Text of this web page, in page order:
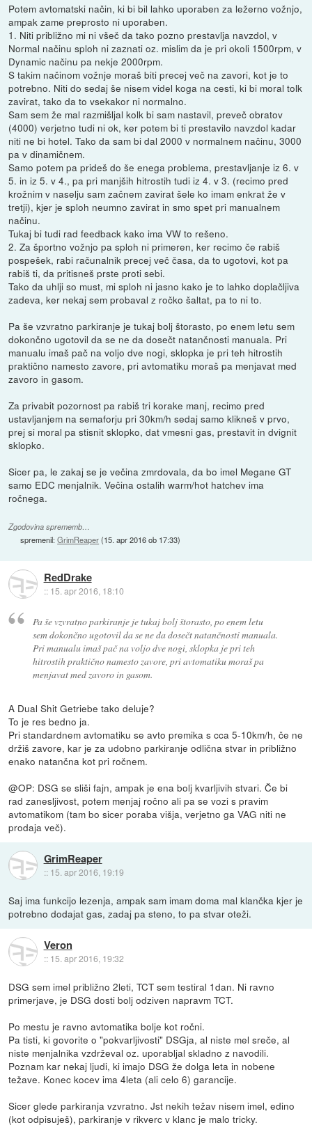
Potem avtomatski način, ki bi bil lahko uporaben za ležerno vožnjo,
ampak zame preprosto ni uporaben.
1. Niti približno mi ni všeč da tako pozno prestavlja navzdol, v
Normal načinu sploh ni zaznati oz. mislim da je pri okoli 1500rpm, v
Dynamic načinu pa nekje 2000rpm.
S takim načinom vožnje moraš biti precej več na zavori, kot je to
potrebno. Niti do sedaj še nisem videl koga na cesti, ki bi moral tolk
zavirat, tako da to vsekakor ni normalno.
Sam sem že mal razmišljal kolk bi sam nastavil, preveč obratov
(4000) verjetno tudi ni ok, ker potem bi ti prestavilo navzdol kadar
niti ne bi hotel. Tako da sam bi dal 2000 v normalnem načinu, 3000
pa v dinamičnem.
Samo potem pa prideš do še enega problema, prestavljanje iz 6. v
5. in iz 5. v 4., pa pri manjših hitrostih tudi iz 4. v 3. (recimo pred
krožnim v naselju sam začnem zavirat šele ko imam enkrat že v
tretji), kjer je sploh neumno zavirat in smo spet pri manualnem
načinu.
Tukaj bi tudi rad feedback kako ima VW to rešeno.
2. Za športno vožnjo pa sploh ni primeren, ker recimo če rabiš
pospešek, rabi računalnik precej več časa, da to ugotovi, kot pa
rabiš ti, da pritisneš prste proti sebi.
Tako da uhlji so must, mi sploh ni jasno kako je to lahko doplačljiva
zadeva, ker nekaj sem probaval z ročko šaltat, pa to ni to.
Pa še vzvratno parkiranje je tukaj bolj štorasto, po enem letu sem
dokončno ugotovil da se ne da dosečt natančnosti manuala. Pri
manualu imaš pač na voljo dve nogi, sklopka je pri teh hitrostih
praktično namesto zavore, pri avtomatiku moraš pa menjavat med
zavoro in gasom.
Za privabit pozornost pa rabiš tri korake manj, recimo pred
ustavljanjem na semaforju pri 30km/h sedaj samo klikneš v prvo,
prej si moral pa stisnit sklopko, dat vmesni gas, prestavit in dvignit
sklopko.
Sicer pa, le zakaj se je večina zmrdovala, da bo imel Megane GT
samo EDC menjalnik. Večina ostalih warm/hot hatchev ima
ročnega.
Zgodovina sprememb…
spremenil:GrimReaper(15. apr 2016 ob 17:33)
RedDrake
:: 15. apr 2016, 18:10
Pa še vzvratno parkiranje je tukaj bolj štorasto, po enem letu
sem dokončno ugotovil da se ne da dosečt natančnosti manuala.
Pri manualu imaš pač na voljo dve nogi, sklopka je pri teh
hitrostih praktično namesto zavore, pri avtomatiku moraš pa
menjavat med zavoro in gasom.
A Dual Shit Getriebe tako deluje?
To je res bedno ja.
Pri standardnem avtomatiku se avto premika s cca 5-10km/h, če ne
držiš zavore, kar je za udobno parkiranje odlična stvar in približno
enako natančna kot pri ročnem.
@OP: DSG se sliši fajn, ampak je ena bolj kvarljivih stvari. Če bi
rad zanesljivost, potem menjaj ročno ali pa se vozi s pravim
avtomatikom (tam bo sicer poraba višja, verjetno ga VAG niti ne
prodaja več).
GrimReaper
:: 15. apr 2016, 19:19
Saj ima funkcijo lezenja, ampak sam imam doma mal klančka kjer je
potrebno dodajat gas, zadaj pa steno, to pa stvar oteži.
Veron
:: 15. apr 2016, 19:32
DSG sem imel približno 2leti, TCT sem testiral 1dan. Ni ravno
primerjave, je DSG dosti bolj odziven napravm TCT.
Po mestu je ravno avtomatika bolje kot ročni.
Pa tisti, ki govorite o "pokvarljivosti" DSGja, al niste mel sreče, al
niste menjalnika vzdrževal oz. uporabljal skladno z navodili.
Poznam kar nekaj ljudi, ki imajo DSG že dolga leta in nobene
težave. Konec kocev ima 4leta (ali celo 6) garancije.
Sicer glede parkiranja vzvratno. Jst nekih težav nisem imel, edino
(kot odpisuješ), parkiranje v rikverc v klanc je malo tricky.